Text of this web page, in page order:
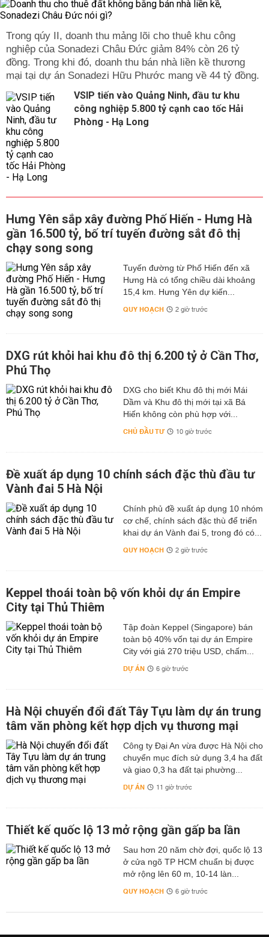
Trong qúy II, doanh thu mảng lõi cho thuê khu công
nghiệp của Sonadezi Châu Đức giảm 84% còn 26 tỷ
đồng. Trong khi đó, doanh thu bán nhà liền kề thương
mại tại dự án Sonadezi Hữu Phước mang về 44 tỷ đồng.
VSIP tiến vào Quảng Ninh, đầu tư khu
công nghiệp 5.800 tỷ cạnh cao tốc Hải
Phòng - Hạ Long
Hưng Yên sắp xây đường Phố Hiến - Hưng Hà
gần 16.500 tỷ, bố trí tuyến đường sắt đô thị
chạy song song
Tuyến đường từ Phố Hiến đến xã
Hưng Hà có tổng chiều dài khoảng
15,4 km. Hưng Yên dự kiến...
QUY HOẠCH 2 giờ trước
DXG rút khỏi hai khu đô thị 6.200 tỷ ở Cần Thơ,
Phú Thọ
DXG cho biết Khu đô thị mới Mái
Dầm và Khu đô thị mới tại xã Bá
Hiến không còn phù hợp với...
CHỦ ĐẦU TƯ 10 giờ trước
Đề xuất áp dụng 10 chính sách đặc thù đầu tư
Vành đai 5 Hà Nội
Chính phủ đề xuất áp dụng 10 nhóm
cơ chế, chính sách đặc thù để triển
khai dự án Vành đai 5, trong đó có...
QUY HOẠCH 2 giờ trước
Keppel thoái toàn bộ vốn khỏi dự án Empire
City tại Thủ Thiêm
Tập đoàn Keppel (Singapore) bán
toàn bộ 40% vốn tại dự án Empire
City với giá 270 triệu USD, chấm...
DỰ ÁN 6 giờ trước
Hà Nội chuyển đổi đất Tây Tựu làm dự án trung
tâm văn phòng kết hợp dịch vụ thương mại
Công ty Đại An vừa được Hà Nội cho
chuyển mục đích sử dụng 3,4 ha đất
và giao 0,3 ha đất tại phường...
DỰ ÁN 11 giờ trước
Thiết kế quốc lộ 13 mở rộng gần gấp ba lần
Sau hơn 20 năm chờ đợi, quốc lộ 13
ở cửa ngõ TP HCM chuẩn bị được
mở rộng lên 60 m, 10-14 làn...
QUY HOẠCH 6 giờ trước